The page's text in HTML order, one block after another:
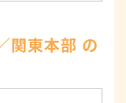
関東本部 の